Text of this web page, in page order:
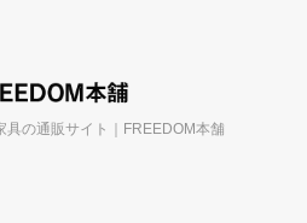
具の通販サイト｜FREEDOM本舗